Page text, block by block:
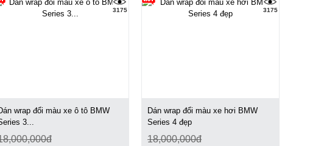
3175
wrap đổi màu xe ô tô BMW
3...
3175
Dán wrap đổi màu xe hơi BMW
Series 4 đẹp
18,000,000đ